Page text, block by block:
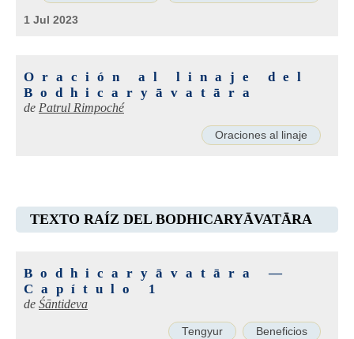
1 Jul 2023
Oración al linaje del
Bodhicaryāvatāra
de Patrul Rimpoché
Oraciones al linaje
TEXTO RAÍZ DEL BODHICARYĀVATĀRA
Bodhicaryāvatāra —
Capítulo 1
de Śāntideva
Tengyur Beneficios